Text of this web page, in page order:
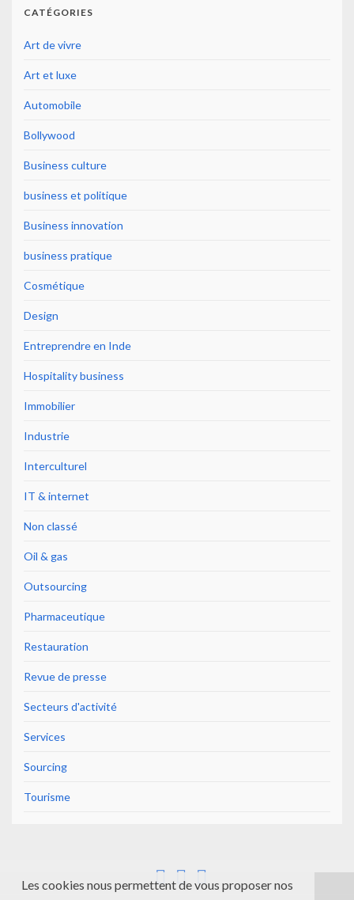
CATÉGORIES
Art de vivre
Art et luxe
Automobile
Bollywood
Business culture
business et politique
Business innovation
business pratique
Cosmétique
Design
Entreprendre en Inde
Hospitality business
Immobilier
Industrie
Interculturel
IT & internet
Non classé
Oil & gas
Outsourcing
Pharmaceutique
Restauration
Revue de presse
Secteurs d'activité
Services
Sourcing
Tourisme
Les cookies nous permettent de vous proposer nos